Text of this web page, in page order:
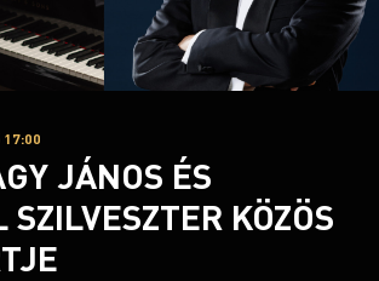
JÁNOS ÉS
SZILVESZTER KÖZÖS